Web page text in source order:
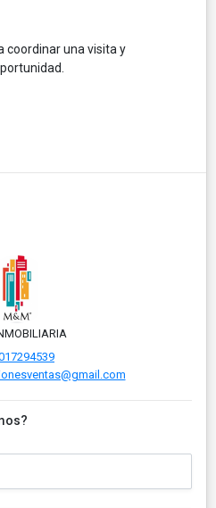
coordinar una visita y